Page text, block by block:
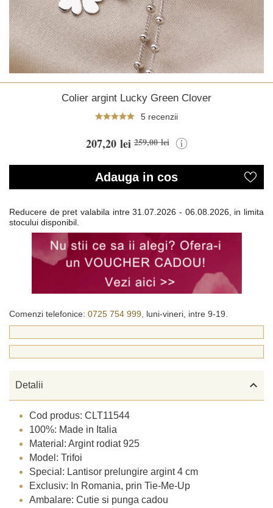
Colier argint Lucky Green Clover
5 recenzii
207,20 lei 259,00 lei
Adauga in cos
Reducere de pret valabila intre31.07.2026 - 06.08.2026, in limita
stocului disponibil.
Comenzi telefonice: 0725 754 999, luni-vineri, intre 9-19.
Detalii 
Cod produs: CLT11544
100%: Made in Italia
Material: Argint rodiat 925
Model: Trifoi
Special: Lantisor prelungire argint 4 cm
Exclusiv: In Romania, prin Tie-Me-Up
Ambalare: Cutie si punga cadou